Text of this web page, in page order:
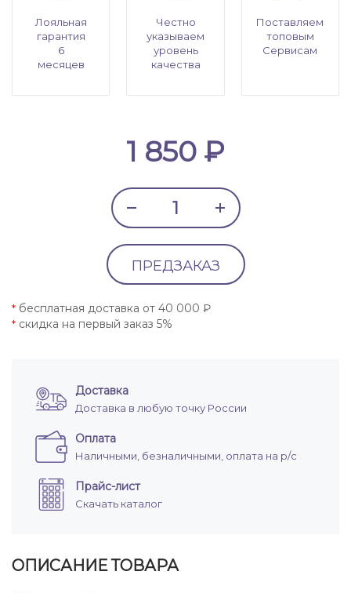
Лояльная
гарантия
6
месяцев
Честно
указываем
уровень
качества
Поставляем
топовым
Сервисам
1 850 ₽
ПРЕДЗАКАЗ
* бесплатная доставка от 40 000 ₽
* скидка на первый заказ 5%
Доставка
Доставка в любую точку России
Оплата
Наличными, безналичными, оплата на р/с
Прайс-лист
Скачать каталог
ОПИСАНИЕ ТОВАРА